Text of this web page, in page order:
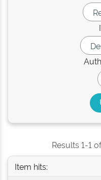
Results 1-1
Item hits: